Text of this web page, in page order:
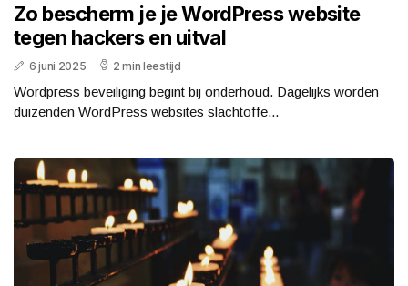
Zo bescherm je je WordPress website
tegen hackers en uitval
6 juni 2025 2 min leestijd
Wordpress beveiliging begint bij onderhoud. Dagelijks worden
duizenden WordPress websites slachtoffe...